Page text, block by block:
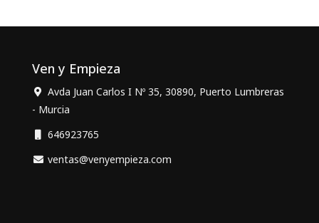
Ven y Empieza
Avda Juan Carlos I Nº 35, 30890, Puerto Lumbreras
- Murcia
646923765
ventas@venyempieza.com